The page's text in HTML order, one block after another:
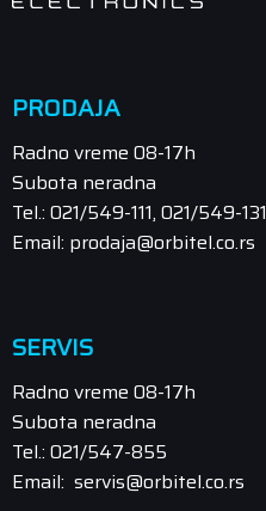
PRODAJA
Radno vreme 08-17h
Subota neradna
Tel.: 021/549-111, 021/549-131
Email: prodaja@orbitel.co.rs
SERVIS
Radno vreme 08-17h
Subota neradna
Tel.: 021/547-855
Email: servis@orbitel.co.rs